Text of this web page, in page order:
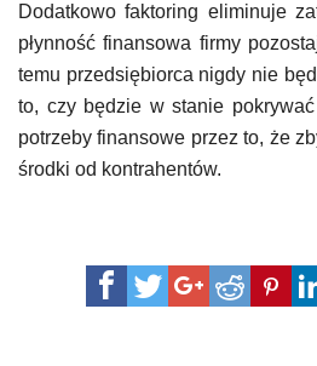
Dodatkowo faktoring eliminuje
płynność finansowa firmy
temu przedsiębiorca nigdy nie
to, czy będzie w stanie
potrzeby finansowe przez to, że
środki od kontrahentów.